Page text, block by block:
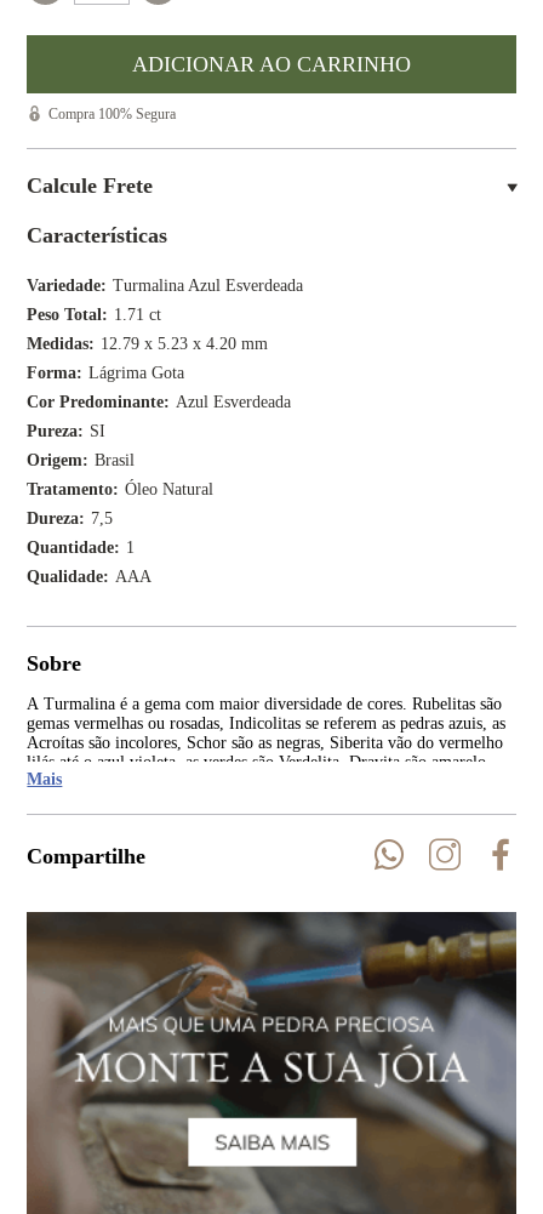
Características
Variedade
Turmalina Azul Esverdeada
Peso Total
1.71 ct
Medidas
12.79 x 5.23 x 4.20 mm
Forma
Lágrima Gota
Cor Predominante
Azul Esverdeada
Pureza
SI
Origem
Brasil
Tratamento
Óleo Natural
Dureza
7,5
Quantidade
1
Qualidade
AAA
Sobre
A Turmalina é a gema com maior diversidade de cores. Rubelitas são
gemas vermelhas ou rosadas, Indicolitas se referem as pedras azuis, as
Acroítas são incolores, Schor são as negras, Siberita vão do vermelho
lilás até o azul violeta, as verdes são Verdelita, Dravita são amarelo-
castanho a amarelo escuro.
Mais
Compartilhe
Compra 100% Segura
Calcule Frete